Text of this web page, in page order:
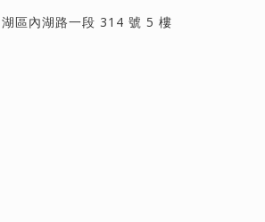
區內湖路一段 314 號 5 樓